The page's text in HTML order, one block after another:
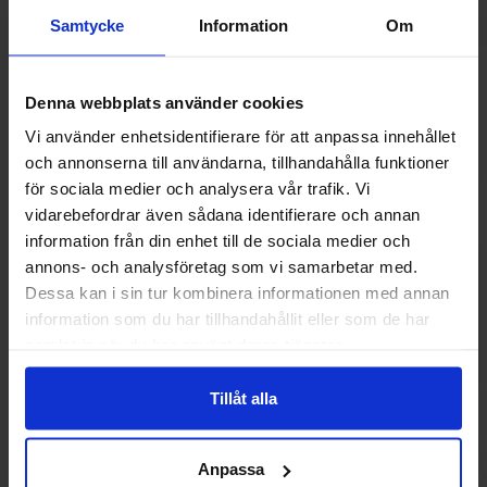
Samtycke Information Om
Denna webbplats använder cookies
Vi använder enhetsidentifierare för att anpassa innehållet
och annonserna till användarna, tillhandahålla funktioner
för sociala medier och analysera vår trafik. Vi
vidarebefordrar även sådana identifierare och annan
information från din enhet till de sociala medier och
annons- och analysföretag som vi samarbetar med.
Dessa kan i sin tur kombinera informationen med annan
information som du har tillhandahållit eller som de har
Tillåt alla
Anpassa
Andre kunne lide
Bubs Dizzy Skalle 2,6kg
-20%
Bubs